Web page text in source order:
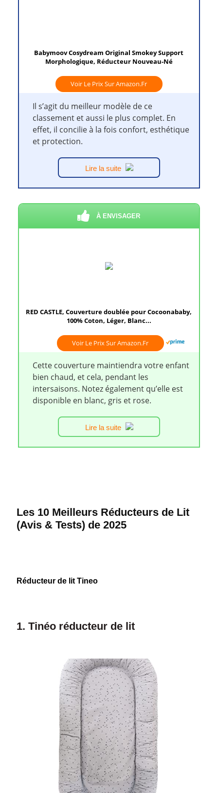
Babymoov Cosydream Original Smokey Support
Morphologique, Réducteur Nouveau-Né
Voir Le Prix Sur Amazon.fr
Il s’agit du meilleur modèle de ce
classement et aussi le plus complet. En
effet, il concilie à la fois confort, esthétique
et protection.
Lire la suite
À ENVISAGER
RED CASTLE, Couverture doublée pour Cocoonababy,
100% Coton, Léger, Blanc...
Voir Le Prix Sur Amazon.fr
Cette couverture maintiendra votre enfant
bien chaud, et cela, pendant les
intersaisons. Notez également qu’elle est
disponible en blanc, gris et rose.
Lire la suite
Les 10 Meilleurs Réducteurs de Lit
(Avis & Tests) de 2025
Réducteur de lit Tineo
1. Tinéo réducteur de lit